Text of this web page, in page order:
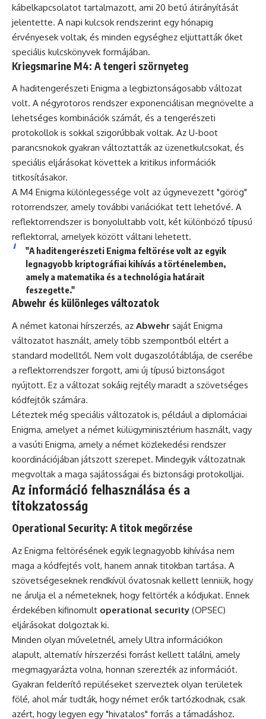
kábelkapcsolatot tartalmazott, ami 20 betű átirányítását
jelentette. A napi kulcsok rendszerint egy hónapig
érvényesek voltak, és minden egységhez eljuttatták őket
speciális kulcskönyvek formájában.
Kriegsmarine M4: A tengeri szörnyeteg
A haditengerészeti Enigma a legbiztonságosabb változat
volt. A négyrotoros rendszer exponenciálisan megnövelte a
lehetséges kombinációk számát, és a tengerészeti
protokollok is sokkal szigorúbbak voltak. Az U-boot
parancsnokok gyakran változtatták az üzenetkulcsokat, és
speciális eljárásokat követtek a kritikus információk
titkosításakor.
A M4 Enigma különlegessége volt az úgynevezett "görög"
rotorrendszer, amely további variációkat tett lehetővé. A
reflektorrendszer is bonyolultabb volt, két különböző típusú
reflektorral, amelyek között váltani lehetett.
"A haditengerészeti Enigma feltörése volt az egyik
legnagyobb kriptográfiai kihívás a történelemben,
amely a matematika és a technológia határait
feszegette."
Abwehr és különleges változatok
A német katonai hírszerzés, az Abwehr saját Enigma
változatot használt, amely több szempontból eltért a
standard modelltől. Nem volt dugaszolótáblája, de cserébe
a reflektorrendszer forgott, ami új típusú biztonságot
nyújtott. Ez a változat sokáig rejtély maradt a szövetséges
kódfejtők számára.
Léteztek még speciális változatok is, például a diplomáciai
Enigma, amelyet a német külügyminisztérium használt, vagy
a vasúti Enigma, amely a német közlekedési rendszer
koordinációjában játszott szerepet. Mindegyik változatnak
megvoltak a maga sajátosságai és biztonsági protokolljai.
Az információ felhasználása és a
titokzatosság
Operational Security: A titok megőrzése
Az Enigma feltörésének egyik legnagyobb kihívása nem
maga a kódfejtés volt, hanem annak titokban tartása. A
szövetségeseknek rendkívül óvatosnak kellett lenniük, hogy
ne árulja el a németeknek, hogy feltörték a kódjukat. Ennek
érdekében kifinomult operational security (OPSEC)
eljárásokat dolgoztak ki.
Minden olyan műveletnél, amely Ultra információkon
alapult, alternatív hírszerzési forrást kellett találni, amely
megmagyarázta volna, honnan szerezték az információt.
Gyakran felderítő repüléseket szerveztek olyan területek
fölé, ahol már tudták, hogy német erők tartózkodnak, csak
azért, hogy legyen egy "hivatalos" forrás a támadáshoz.